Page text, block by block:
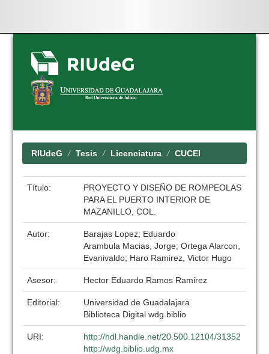
Skip
navigation
RIUdeG Tesis Licenciatura CUCEI
Título:
PROYECTO Y DISEÑO DE ROMPEOLAS
PARA EL PUERTO INTERIOR DE
MAZANILLO, COL.
Autor:
Barajas Lopez; Eduardo
Arambula Macias, Jorge; Ortega Alarcon,
Evanivaldo; Haro Ramirez, Victor Hugo
Asesor: Hector Eduardo Ramos Ramirez
Editorial:
Universidad de Guadalajara
Biblioteca Digital wdg.biblio
URI:
http://hdl.handle.net/20.500.12104/31352
http://wdg.biblio.udg.mx